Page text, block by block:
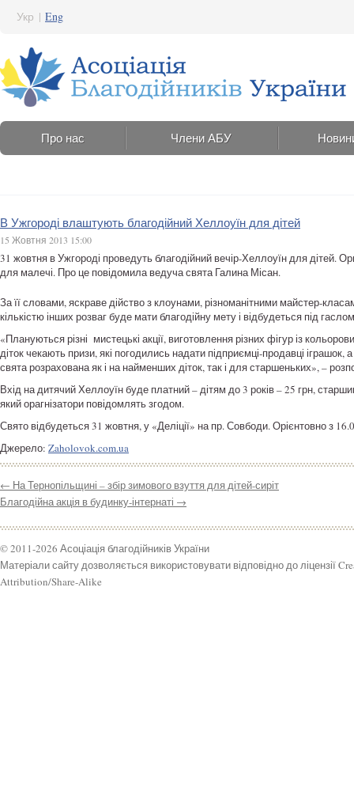
Укр | Eng
Про нас Члени АБУ
В Ужгороді влаштують благодійний Хеллоуїн для дітей
15 Жовтня 2013 15:00
31 жовтня в Ужгороді проведуть благодійний вечір-Хеллоуїн для дітей.
для малечі. Про це повідомила ведуча свята Галина Місан.
За її словами, яскраве дійство з клоунами, різноманітними майстер-
кількістю інших розваг буде мати благодійну мету і відбудеться під
«Плануються різні мистецькі акції, виготовлення різних фігур із
діток чекають призи, які погодились надати підприємці-продавці
свята розрахована як і на найменших діток, так і для старшеньких», –
Вхід на дитячий Хеллоуїн буде платний – дітям до 3 років – 25 грн,
який орагнізатори повідомлять згодом.
Свято відбудеться 31 жовтня, у «Деліції» на пр. Совбоди. Орієнтовно з
Джерело: Zaholovok.com.ua
← На Тернопільщині – збір зимового взуття для дітей-сиріт
Благодійна акція в будинку-інтернаті →
© 2011-2026 Асоціація благодійників України
Матеріали сайту дозволяється використовувати відповідно до ліцензії
Attribution/Share-Alike